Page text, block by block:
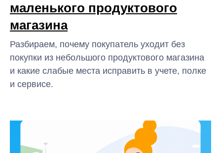
маленького продуктового
магазина
Разбираем, почему покупатель уходит без
покупки из небольшого продуктового магазина
и какие слабые места исправить в учете, полке
и сервисе.